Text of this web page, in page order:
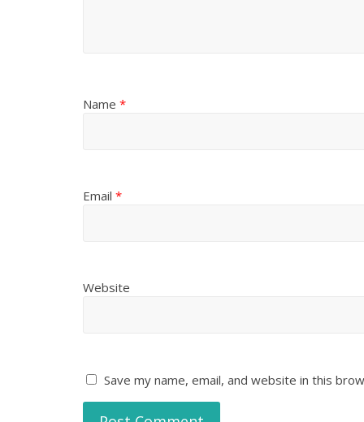
Name *
Email *
Website
Save my name, email, and website in this